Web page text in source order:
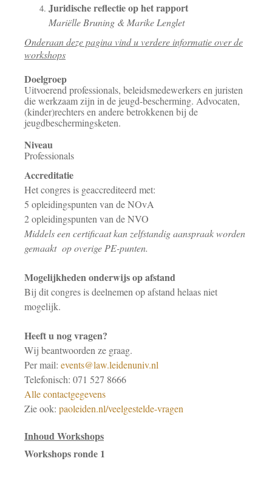
Juridische reflectie op het rapport
Mariëlle Bruning & Marike Lenglet
Onderaan deze pagina vind u verdere informatie over de
workshops
Doelgroep
Uitvoerend professionals, beleidsmedewerkers en juristen
die werkzaam zijn in de jeugd-bescherming. Advocaten,
(kinder)rechters en andere betrokkenen bij de
jeugdbeschermingsketen.
Niveau
Professionals
Accreditatie
Het congres is geaccrediteerd met:
5 opleidingspunten van de NOvA
2 opleidingspunten van de NVO
Middels een certificaat kan zelfstandig aanspraakworden
gemaakt op overige PE-punten.
Mogelijkheden onderwijs op afstand
Bij dit congres is deelnemen op afstand helaas niet
mogelijk.
Heeft u nog vragen?
Wij beantwoorden ze graag.
Per mail: events@law.leidenuniv.nl
Telefonisch: 071 527 8666
Alle contactgegevens
Zie ook: paoleiden.nl/veelgestelde-vragen
Inhoud Workshops
Workshops ronde 1